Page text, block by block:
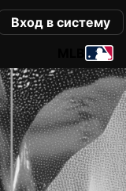
Вход в систему